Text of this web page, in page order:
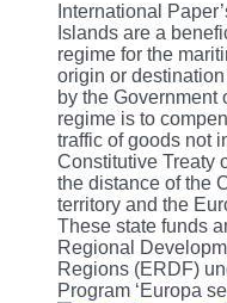
International
Islands are a
regime for the
origin or
by the Government
regime is to
traffic of goods not
Constitutive Treaty
the distance of the
territory and the
These state funds
Regional
Regions (ERDF)
Program ‘Europa